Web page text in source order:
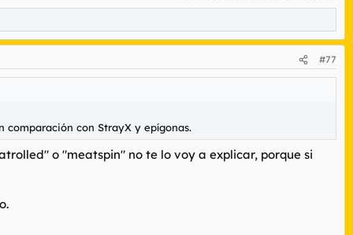
#77
comparación con StrayX y epígonas.
o "meatspin" no te lo voy a explicar, porque si